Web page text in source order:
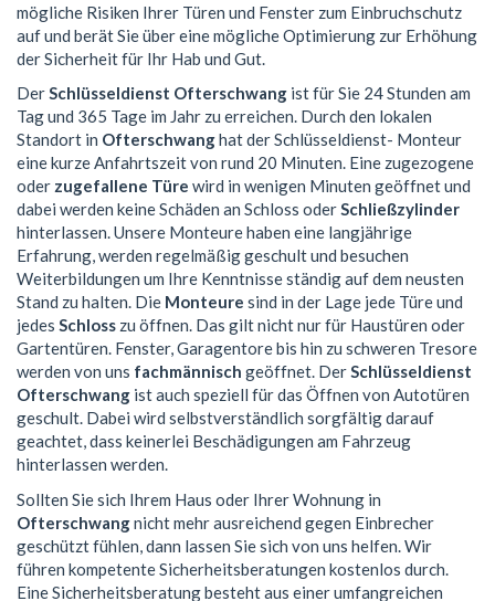
mögliche Risiken Ihrer Türen und Fenster zum Einbruchschutz
auf und berät Sie über eine mögliche Optimierung zur Erhöhung
der Sicherheit für Ihr Hab und Gut.
DerSchlüsseldienst Ofterschwang ist für Sie 24 Stunden am
Tag und 365 Tage im Jahr zu erreichen. Durch den lokalen
Standort in Ofterschwanghat der Schlüsseldienst- Monteur
eine kurze Anfahrtszeit von rund 20 Minuten. Eine zugezogene
oder zugefallene Türe wird in wenigen Minuten geöffnet und
dabei werden keine Schäden an Schloss oderSchließzylinder
hinterlassen. Unsere Monteure haben eine langjährige
Erfahrung, werden regelmäßig geschult und besuchen
Weiterbildungen um Ihre Kenntnisse ständig auf dem neusten
Stand zu halten. Die Monteure sind in der Lage jede Türe und
jedes Schloss zu öffnen. Das gilt nicht nur für Haustüren oder
Gartentüren. Fenster, Garagentore bis hin zu schweren Tresore
werden von uns fachmännisch geöffnet. DerSchlüsseldienst
Ofterschwang ist auch speziell für das Öffnen von Autotüren
geschult. Dabei wird selbstverständlich sorgfältig darauf
geachtet, dass keinerlei Beschädigungen am Fahrzeug
hinterlassen werden.
Sollten Sie sich Ihrem Haus oder Ihrer Wohnung in
Ofterschwangnicht mehr ausreichend gegen Einbrecher
geschützt fühlen, dann lassen Sie sich von uns helfen. Wir
führen kompetente Sicherheitsberatungen kostenlos durch.
Eine Sicherheitsberatung besteht aus einer umfangreichen